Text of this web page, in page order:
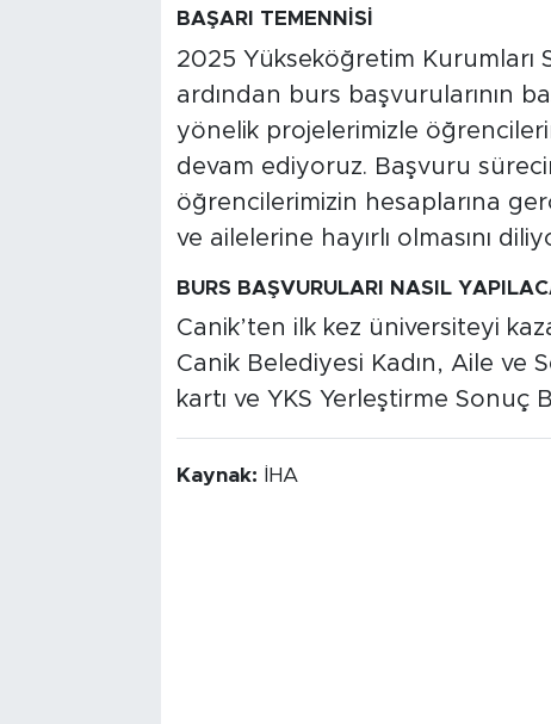
BAŞARI TEMENNİSİ
2025 Yükseköğretim Kurumları
ardından burs başvurularının
yönelik projelerimizle
devam ediyoruz. Başvuru
öğrencilerimizin hesaplarına
ve ailelerine hayırlı olmasını
BURS BAŞVURULARI NASIL
Canik’ten ilk kez üniversiteyi
Canik Belediyesi Kadın, Aile ve
kartı ve YKS Yerleştirme Sonuç
Kaynak: İHA